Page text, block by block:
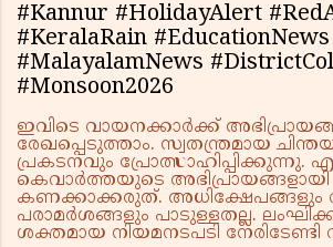
#Kannur #HolidayAlert
#KeralaRain #EducationNews
#MalayalamNews
#Monsoon2026
ഇവിടെ വായനക്കാർക്ക്
രേഖപ്പെടുത്താം. സ്വതന്ത്രമായ
പ്രകടനവും പ്രോത്സാഹിപ്പിക്കുന്നു.
കെവാർത്തയുടെ അഭിപ്രായങ്ങളായി
കണക്കാക്കരുത്. അധിക്ഷേപങ്ങളും
പരാമർശങ്ങളും പാടുള്ളതല്ല.
ശക്തമായ നിയമനടപടി നേരിടേണ്ടി